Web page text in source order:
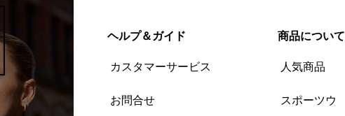
ヘルプ＆ガイド
カスタマーサービス
お問合せ
商品について
人気商品
スポーツウ